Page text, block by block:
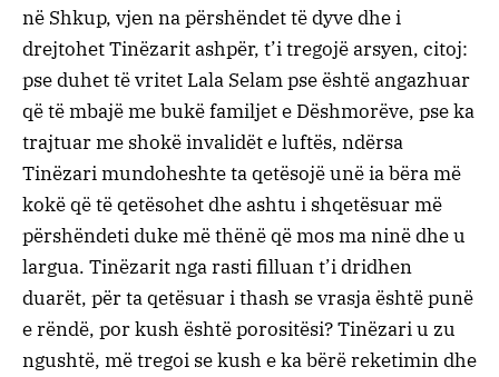
në Shkup, vjen na përshëndet të dyve dhe i
drejtohet Tinëzarit ashpër, t’i tregojë arsyen, citoj:
pse duhet të vritet Lala Selam pse është angazhuar
që të mbajë me bukë familjet e Dëshmorëve, pse ka
trajtuar me shokë invalidët e luftës, ndërsa
Tinëzari mundoheshte ta qetësojë unë ia bëra më
kokë që të qetësohet dhe ashtu i shqetësuar më
përshëndeti duke më thënë që mos ma ninë dhe u
largua. Tinëzarit nga rasti filluan t’i dridhen
duarët, për ta qetësuar i thash se vrasja është punë
e rëndë, por kush është porositësi? Tinëzari u zu
ngushtë, më tregoi se kush e ka bërë reketimin dhe